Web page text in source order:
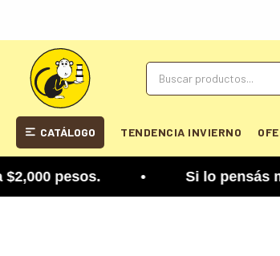
CATÁLOGO TENDENCIA INVIERNO
• Si lo pensás mejor, lo podés